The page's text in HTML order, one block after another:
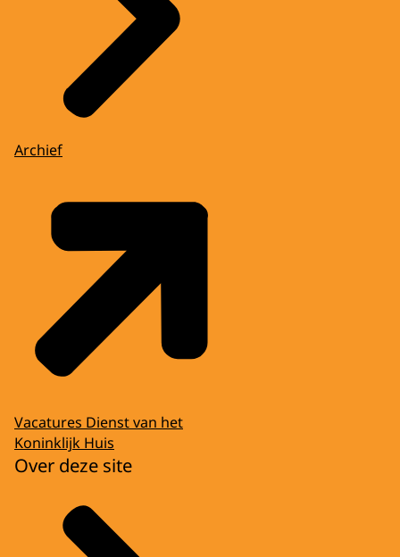
Archief
Vacatures Dienst van het
Koninklijk Huis
Over deze site